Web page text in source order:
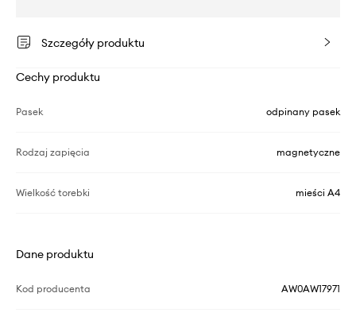
Szczegóły produktu
Cechy produktu
Pasek odpinany pasek
Rodzaj zapięcia magnetyczne
Wielkość torebki mieści A4
Dane produktu
Kod producenta AW0AW17971